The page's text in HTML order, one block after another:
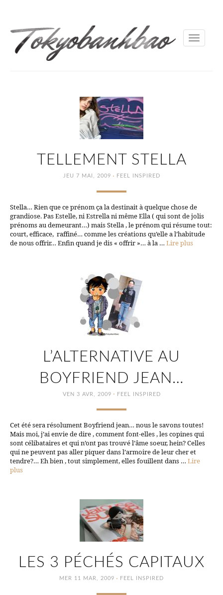
Toggle
TELLEMENT STELLA
JEU 7 MAI, 2009 · FEEL INSPIRED
Stella… Rien que ce prénom ça la destinait à quelque chose de
grandiose. Pas Estelle, ni Estrella ni même Ella ( qui sont de jolis
prénoms au demeurant…) mais Stella , le prénom qui résume tout:
court, efficace, raffiné… comme les créations qu’elle a l’habitude
de nous offrir… Enfin quand je dis « offrir »… à la … Lire plus
L’ALTERNATIVE AU
BOYFRIEND JEAN…
VEN 3 AVR, 2009 · FEEL INSPIRED
Cet été sera résolument Boyfriend jean… nous le savons toutes!
Mais moi, j’ai envie de dire , comment font-elles , les copines qui
sont célibataires et qui n’ont pas trouvé l’âme soeur, hein? Celles
qui ne peuvent pas aller piquer dans l’armoire de leur cher et
tendre?… Eh bien , tout simplement, elles fouillent dans … Lire
plus
LES 3 PÉCHÉS CAPITAUX
MER 11 MAR, 2009 · FEEL INSPIRED